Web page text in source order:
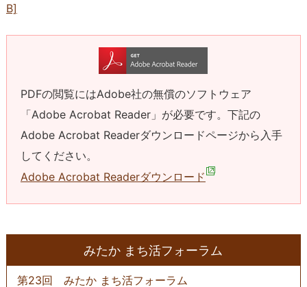
B]
PDFの閲覧にはAdobe社の無償のソフトウェア
「Adobe Acrobat Reader」が必要です。下記の
Adobe Acrobat Readerダウンロードページから入手
してください。
Adobe Acrobat Readerダウンロード
みたか まち活フォーラム
第23回 みたか まち活フォーラム